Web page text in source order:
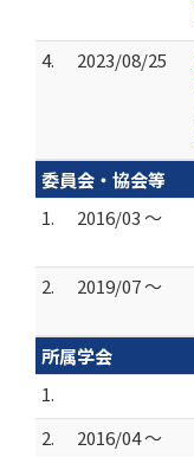
4.
2023/08/25
委員会・協会等
1.
2016/03 ～
2.
2019/07 ～
所属学会
1.
2.
2016/04 ～